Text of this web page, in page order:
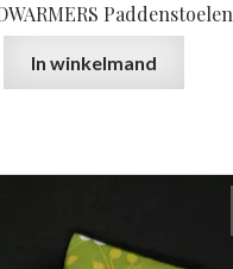
Paddenstoelen
In winkelmand